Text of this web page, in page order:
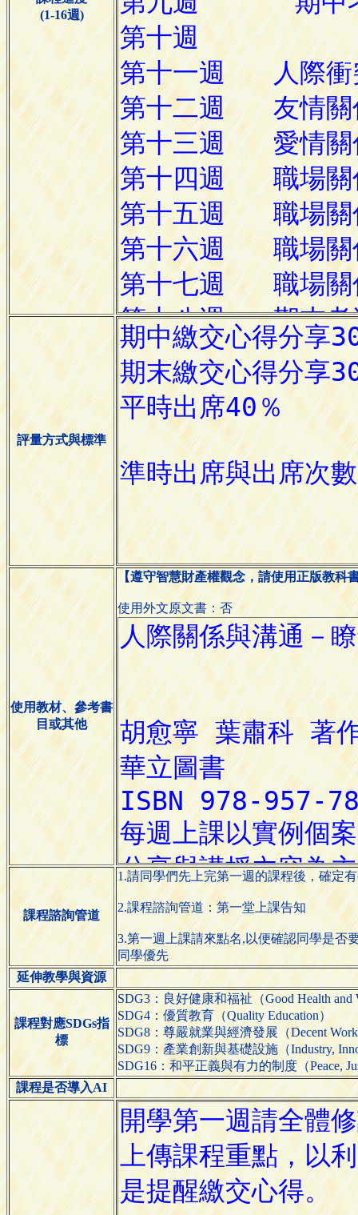
(1-16週)
評量方式與標準
使用教材、參考書
目或其他
【遵守智慧財產權觀念，請使用正版教科
使用外文原文書：否
課程諮詢管道
1.請同學們先上完第一週的課程後，確定
2.課程諮詢管道：第一堂上課告知
3.第一週上課請來點名,以便確認同學是否
同學優先
延伸教學與資源
課程對應SDGs指
標
SDG3：良好健康和福祉（Good Health and
SDG4：優質教育（Quality Education）
SDG8：尊嚴就業與經濟發展（Decent
SDG9：產業創新與基礎設施（Industry,
SDG16：和平正義與有力的制度（Peace,
課程是否導入AI